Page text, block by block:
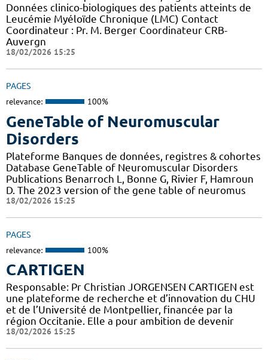
Données clinico-biologiques des patients atteints de
Leucémie Myéloïde Chronique (LMC) Contact
Coordinateur : Pr. M. Berger Coordinateur CRB-
Auvergn
18/02/2026 15:25
PAGES
relevance: 100%
GeneTable of Neuromuscular
Disorders
Plateforme Banques de données, registres & cohortes
Database GeneTable of Neuromuscular Disorders
Publications Benarroch L, Bonne G, Rivier F, Hamroun
D. The 2023 version of the gene table of neuromus
18/02/2026 15:25
PAGES
relevance: 100%
CARTIGEN
Responsable: Pr Christian JORGENSEN CARTIGEN est
une plateforme de recherche et d’innovation du CHU
et de l’Université de Montpellier, financée par la
région Occitanie. Elle a pour ambition de devenir
18/02/2026 15:25